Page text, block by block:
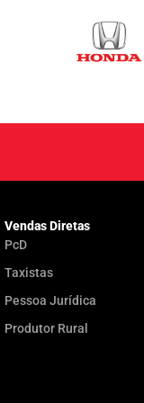
Vendas Diretas
PcD
Taxistas
Pessoa Jurídica
Produtor Rural